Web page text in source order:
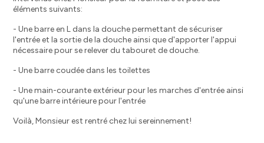
éléments suivants:
- Une barre en L dans la douche permettant de sécuriser
l'entrée et la sortie de la douche ainsi que d'apporter l'appui
nécessaire pour se relever du tabouret de douche.
- Une barre coudée dans les toilettes
- Une main-courante extérieur pour les marches d'entrée ainsi
qu'une barre intérieure pour l'entrée
Voilà, Monsieur est rentré chez lui sereinnement!